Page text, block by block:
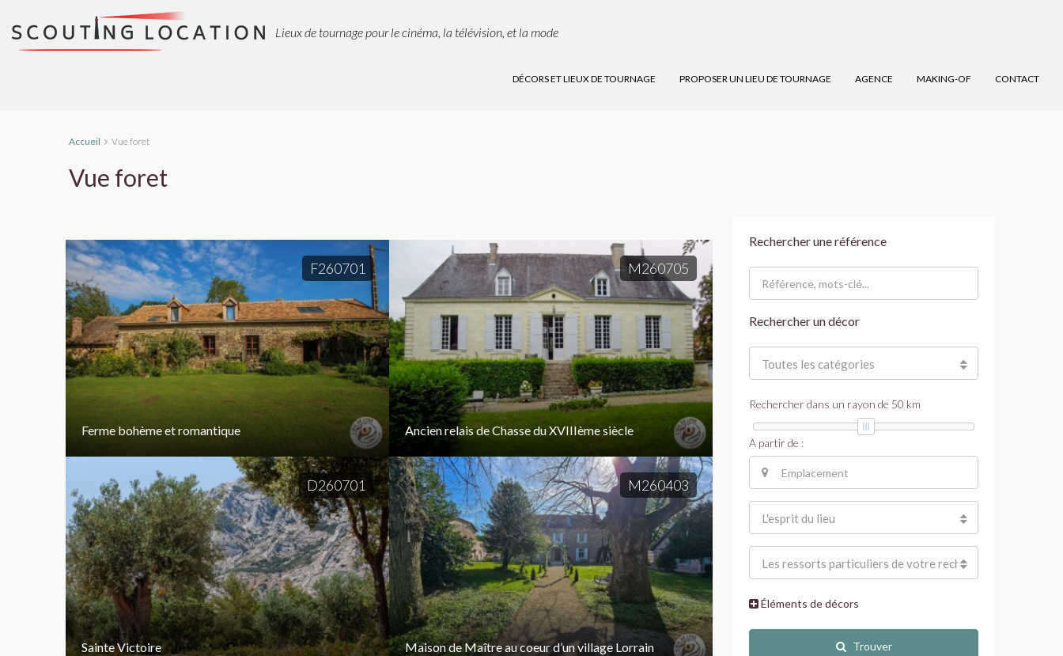
Lieux de tournage pour le cinéma, la télévision, et la mode
DÉCORS ET LIEUX DE TOURNAGE PROPOSER UN LIEU DE TOURNAGE AGENCE MAKING-OF CONTACT
Accueil Vue foret
Vue foret
F260701
Ferme bohème et romantique
M260705
Ancien relais de Chasse du XVIIIème siècle
D260701
Sainte Victoire
M260403
Maison de Maître au coeur d’un village Lorrain
Rechercher une référence
Rechercher un décor
Toutes les catégories
Rechercher dans un rayon de 50 km
A partir de :
L'esprit du lieu
Les ressorts particuliers de votre recherche
Éléments de décors
Trouver